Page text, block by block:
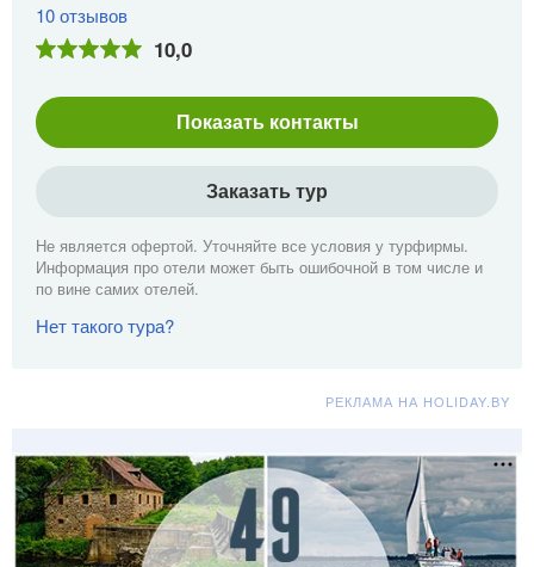
10 отзывов
10,0
Показать контакты
Заказать тур
Не является офертой. Уточняйте все условия у турфирмы.
Информация про отели может быть ошибочной в том числе и
по вине самих отелей.
Нет такого тура?
РЕКЛАМА НА HOLIDAY.BY